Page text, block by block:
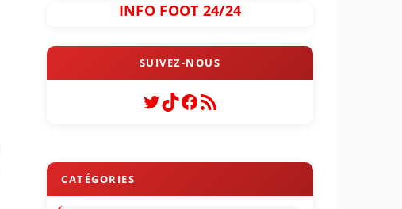
INFO FOOT 24/24
Twitter
TikTok
Facebook
Flux RSS